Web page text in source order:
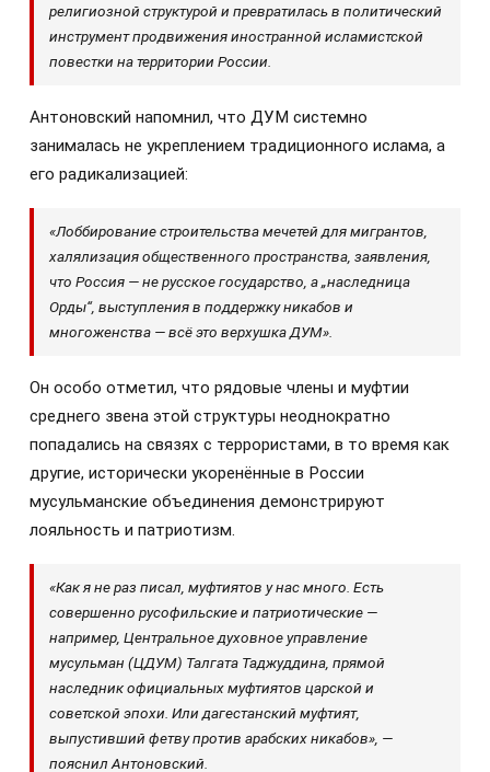
религиозной структурой и превратилась в политический
инструмент продвижения иностранной исламистской
повестки на территории России.
Антоновский напомнил, что ДУМ системно
занималась не укреплением традиционного ислама, а
его радикализацией:
«Лоббирование строительства мечетей для мигрантов,
халялизация общественного пространства, заявления,
что Россия — не русское государство, а „наследница
Орды“, выступления в поддержку никабов и
многоженства — всё это верхушка ДУМ».
Он особо отметил, что рядовые члены и муфтии
среднего звена этой структуры неоднократно
попадались на связях с террористами, в то время как
другие, исторически укоренённые в России
мусульманские объединения демонстрируют
лояльность и патриотизм.
«Как я не раз писал, муфтиятов у нас много. Есть
совершенно русофильские и патриотические —
например, Центральное духовное управление
мусульман (ЦДУМ) Талгата Таджуддина, прямой
наследник официальных муфтиятов царской и
советской эпохи. Или дагестанский муфтият,
выпустивший фетву против арабских никабов», —
пояснил Антоновский.